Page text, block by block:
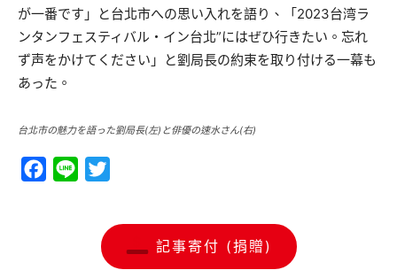
が一番です」と台北市への思い入れを語り、「2023台湾ラ
ンタンフェスティバル・イン台北”にはぜひ行きたい。忘れ
ず声をかけてください」と劉局長の約束を取り付ける一幕も
あった。
台北市の魅力を語った劉局長(左)と俳優の速水さん(右)
Facebook
Line
記事寄付 (捐贈)